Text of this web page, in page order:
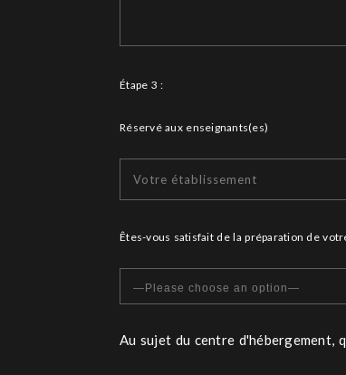
Étape 3 :
Réservé aux enseignants(es)
Êtes-vous satisfait de la préparation de
Au sujet du centre d'hébergement,